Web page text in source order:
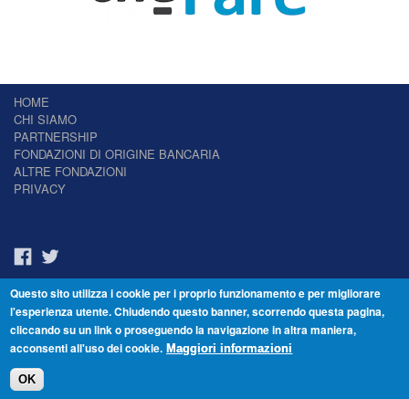
HOME
CHI SIAMO
PARTNERSHIP
FONDAZIONI DI ORIGINE BANCARIA
ALTRE FONDAZIONI
PRIVACY
Il Giornale delle Fondazioni - Periodico telematico
Reg. Tribunale n.7 del 22/07/2014 – ISSN 2421-2466
© Fondazione Venezia 2000 - Dorsoduro 3488/U - 30123 Venezia - Italia -
Questo sito utilizza i cookie per i proprio funzionamento e per migliorare
l'esperienza utente. Chiudendo questo banner, scorrendo questa pagina,
cliccando su un link o proseguendo la navigazione in altra maniera,
acconsenti all'uso dei cookie. Maggiori informazioni
OK